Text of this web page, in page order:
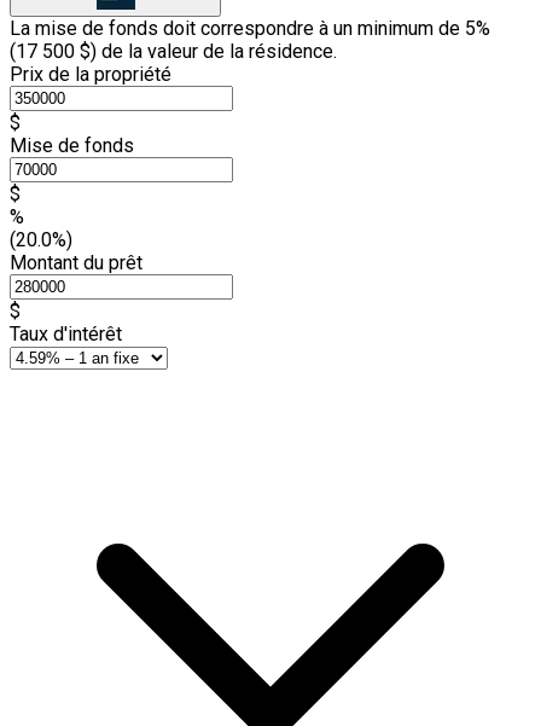
La mise de fonds doit correspondre à un minimum de 5%
(17 500 $) de la valeur de la résidence.
Prix de la propriété
$
Mise de fonds
$
%
(20.0%)
Montant du prêt
$
Taux d'intérêt